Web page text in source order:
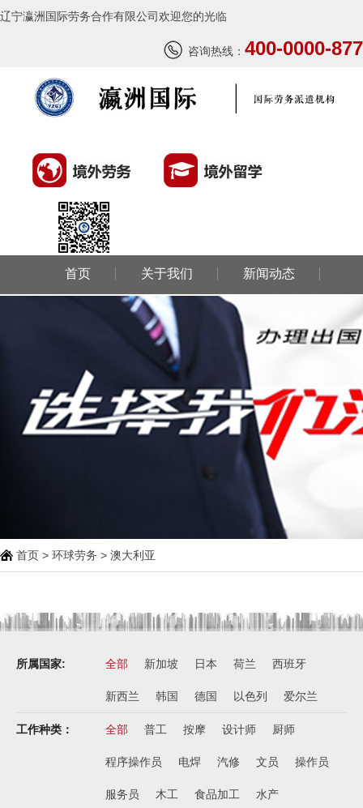
辽宁瀛洲国际劳务合作有限公司欢迎您的光临
咨询热线： 400-0000-877
首页 关于我们 新闻动态
环球留学
联系我们
首页 > 环球劳务 > 澳大利亚
所属国家: 全部 新加坡 日本 荷兰 西班牙
新西兰 韩国 德国 以色列 爱尔兰
工作种类： 全部 普工 按摩 设计师 厨师
程序操作员 电焊 汽修 文员 操作员
服务员 木工 食品加工 水产
西班牙肉食品加工厂
￥1800-2200欧元/月
荷兰-甜点厨师
￥月薪2100欧元
荷兰-铁板烧厨师
￥月薪2100欧元
新西兰-按摩师
韩国-烤鸭师傅
￥3300-3666新（人民币1800-
20000）
韩国-免税店
￥时薪25纽币